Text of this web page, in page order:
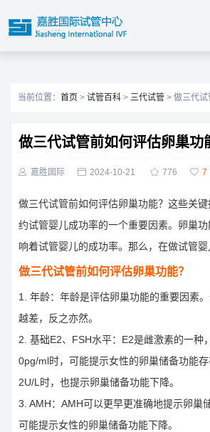
当前位置： 首页 > 试管百科 > 三代试管 > 做三代
做三代试管前如何评估卵巢功
 嘉胜国际  2024-10-21  776  7
做三代试管前如何评估卵巢功能？这些关
约试管婴儿成功率的一个重要因素。卵巢
响着试管婴儿的成功率。那么，在做试管
做三代试管前如何评估卵巢功能？
1. 年龄：年龄是评估卵巢功能的重要因素
越差，反之亦然。
2. 基础E2、FSH水平：E2是雌激素的一
0pg/ml时，可能提示女性的卵巢储备功能
2U/L时，也提示卵巢储备功能下降。
3. AMH：AMH可以更早更准确地提示卵巢
可能提示女性的卵巢储备功能下降。